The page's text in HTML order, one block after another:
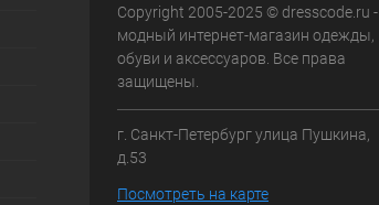
Copyright 2005-2025 © dresscode.ru -
модный интернет-магазин одежды,
обуви и аксессуаров. Все права
защищены.
г. Санкт-Петербург улица Пушкина,
д.53
Посмотреть на карте